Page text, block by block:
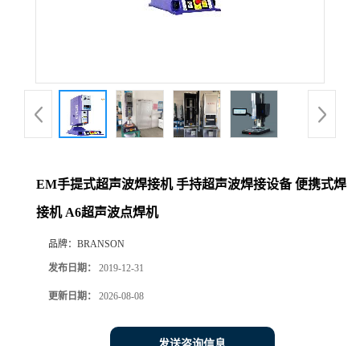
EM手提式超声波焊接机 手持超声波焊接设备 便携式焊
接机 A6超声波点焊机
品牌： BRANSON
发布日期： 2019-12-31
更新日期： 2026-08-08